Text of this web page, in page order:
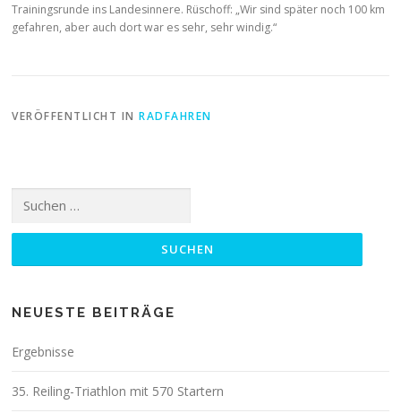
Trainingsrunde ins Landesinnere. Rüschoff: „Wir sind später noch 100 km
gefahren, aber auch dort war es sehr, sehr windig.“
VERÖFFENTLICHT INRADFAHREN
nach:
NEUESTE BEITRÄGE
Ergebnisse
35. Reiling-Triathlon mit 570 Startern